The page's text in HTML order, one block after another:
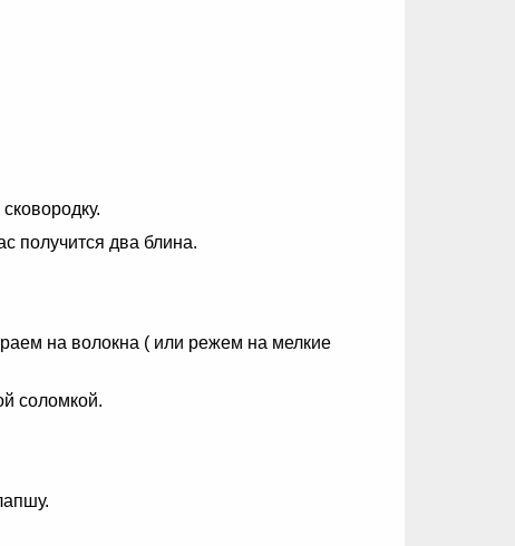
получится два блина.
на волокна ( или режем на мелкие
соломкой.